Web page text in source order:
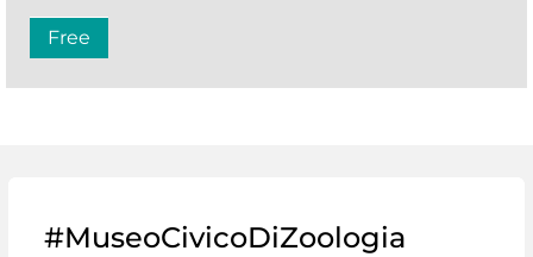
Free
#MuseoCivicoDiZoologia